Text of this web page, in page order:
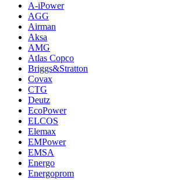
A-iPower
AGG
Airman
Aksa
AMG
Atlas Copco
Briggs&Stratton
Covax
CTG
Deutz
EcoPower
ELCOS
Elemax
EMPower
EMSA
Energo
Energoprom